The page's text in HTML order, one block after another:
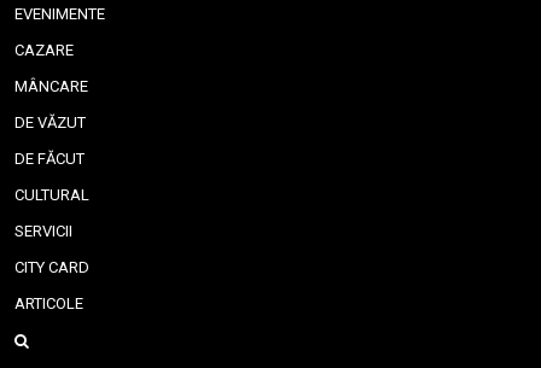
EVENIMENTE
CAZARE
MÂNCARE
DE VĂZUT
DE FĂCUT
CULTURAL
SERVICII
CITY CARD
ARTICOLE